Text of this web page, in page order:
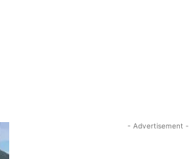
- Advertisement -